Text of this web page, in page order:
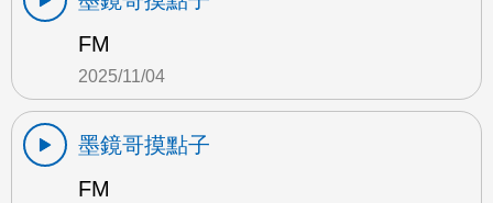
FM
2025/11/04
墨鏡哥摸點子
FM